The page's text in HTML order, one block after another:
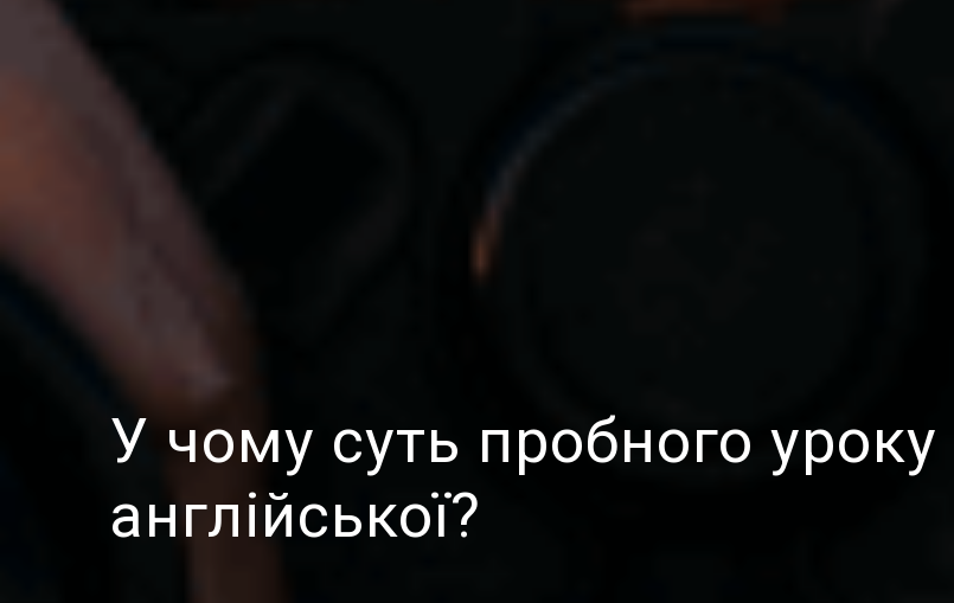
У чому суть пробного уроку
англійської?